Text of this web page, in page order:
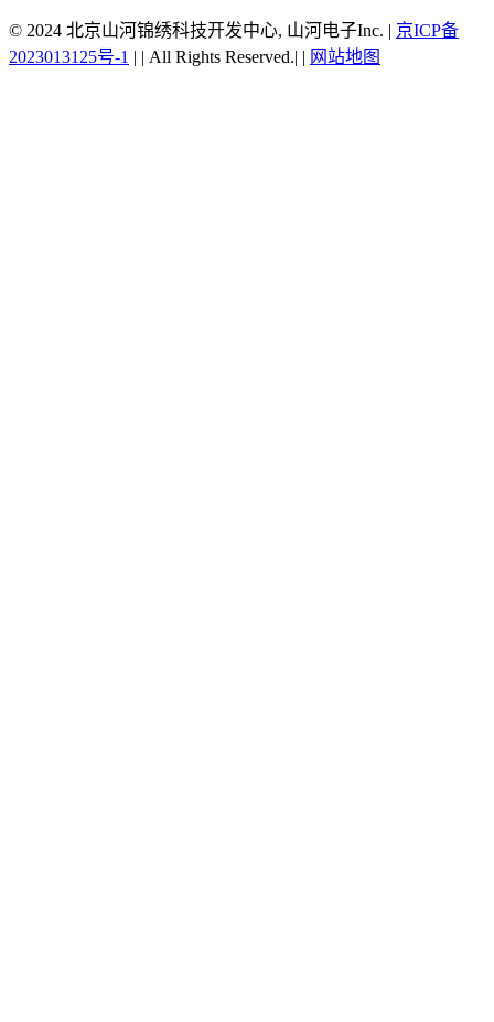
© 2024 北京山河锦绣科技开发中心, 山河电子Inc. | 京ICP备
2023013125号-1 | | All Rights Reserved.| | 网站地图